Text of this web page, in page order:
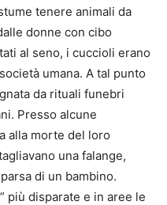
tenere animali da
donne con cibo
al seno, i cuccioli erano
umana. A tal punto
da rituali funebri
Presso alcune
alla morte del loro
una falange,
di un bambino.
più disparate e in aree le